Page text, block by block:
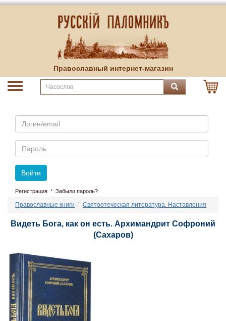
Православный интернет-магазин
Email
Пароль
Войти
Регистрация · Забыли пароль?
Православные книги Святоотеческая литература. Наставления
Видеть Бога, как он есть. Архимандрит Софроний
(Сахаров)